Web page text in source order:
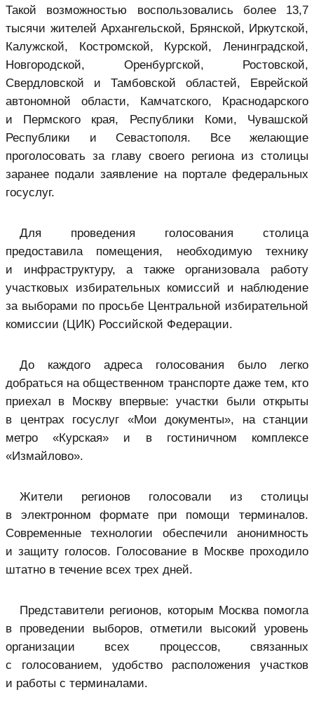
Такой возможностью воспользовались более 13,7
тысячи жителей Архангельской, Брянской, Иркутской,
Калужской, Костромской, Курской, Ленинградской,
Новгородской, Оренбургской, Ростовской,
Свердловской и Тамбовской областей, Еврейской
автономной области, Камчатского, Краснодарского
и Пермского края, Республики Коми, Чувашской
Республики и Севастополя. Все желающие
проголосовать за главу своего региона из столицы
заранее подали заявление на портале федеральных
госуслуг.
Для проведения голосования столица
предоставила помещения, необходимую технику
и инфраструктуру, а также организовала работу
участковых избирательных комиссий и наблюдение
за выборами по просьбе Центральной избирательной
комиссии (ЦИК) Российской Федерации.
До каждого адреса голосования было легко
добраться на общественном транспорте даже тем, кто
приехал в Москву впервые: участки были открыты
в центрах госуслуг «Мои документы», на станции
метро «Курская» и в гостиничном комплексе
«Измайлово».
Жители регионов голосовали из столицы
в электронном формате при помощи терминалов.
Современные технологии обеспечили анонимность
и защиту голосов. Голосование в Москве проходило
штатно в течение всех трех дней.
Представители регионов, которым Москва помогла
в проведении выборов, отметили высокий уровень
организации всех процессов, связанных
с голосованием, удобство расположения участков
и работы с терминалами.